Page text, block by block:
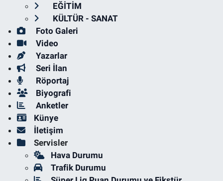
EĞİTİM
KÜLTÜR - SANAT
Foto Galeri
Video
Yazarlar
Seri İlan
Röportaj
Biyografi
Anketler
Künye
İletişim
Servisler
Hava Durumu
Trafik Durumu